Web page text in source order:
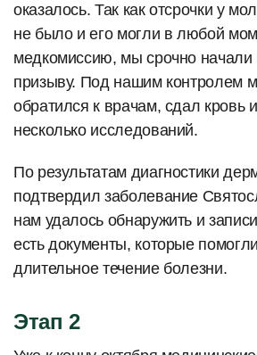
оказалось. Так как отсрочки у
не было и его могли в любой
медкомиссию, мы срочно начали
призыву. Под нашим контролем
обратился к врачам, сдал кровь
несколько исследований.
По результатам диагностики
подтвердил заболевание
нам удалось обнаружить и
есть документы, которые
длительное течение болезни.
Этап 2